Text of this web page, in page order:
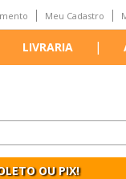
Meu Cadastro
LIVRARIA |
OU PIX!